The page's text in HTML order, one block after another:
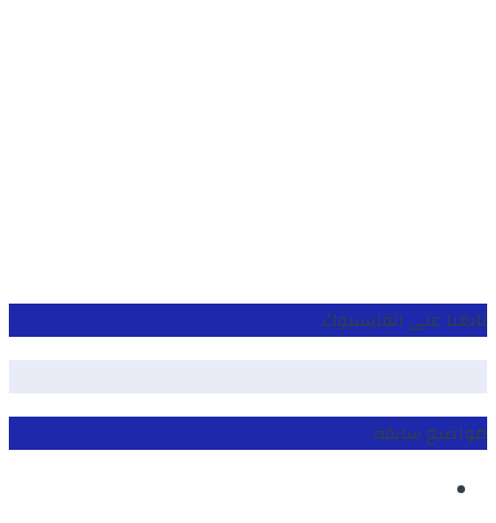
تابعنا على الفايسبوك
مواضيع سابقة